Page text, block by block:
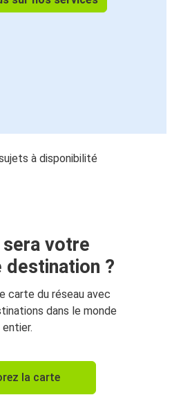
à disponibilité
votre
destination ?
carte du réseau avec
dans le monde
entier.
la carte